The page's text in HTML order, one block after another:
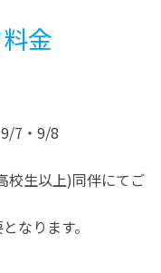
金
7・9/8
校生以上)同伴にてご
なります。